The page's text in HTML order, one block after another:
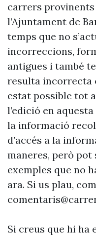
carrers
l’Ajuntament de
temps que no
incorreccions,
antigues i també
resulta incorrecta
estat possible tot
l’edició en
la informació
d’accés a la
maneres, però pot
exemples que no
ara. Si us plau,
Si creus que hi ha